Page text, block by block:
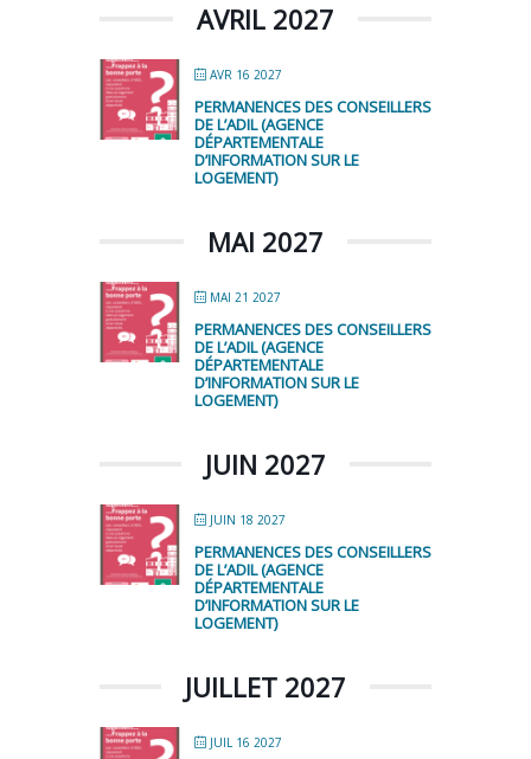
AVRIL 2027
AVR 16 2027
PERMANENCES DES CONSEILLERS
DE L’ADIL (AGENCE
DÉPARTEMENTALE
D’INFORMATION SUR LE
LOGEMENT)
MAI 2027
MAI 21 2027
PERMANENCES DES CONSEILLERS
DE L’ADIL (AGENCE
DÉPARTEMENTALE
D’INFORMATION SUR LE
LOGEMENT)
JUIN 2027
JUIN 18 2027
PERMANENCES DES CONSEILLERS
DE L’ADIL (AGENCE
DÉPARTEMENTALE
D’INFORMATION SUR LE
LOGEMENT)
JUILLET 2027
JUIL 16 2027